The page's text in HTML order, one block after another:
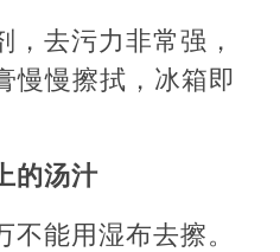
，去污力非常强，
慢慢擦拭，冰箱即
的汤汁
能用湿布去擦。